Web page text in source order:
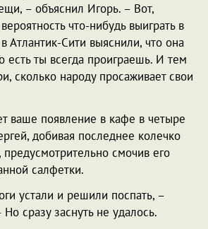
– объяснил Игорь. – Вот,
что-нибудь выиграть в
Атлантик-Сити выяснили, что она
есть ты всегда проиграешь. И тем
сколько народу просаживает свои
ваше появление в кафе в четыре
добивая последнее колечко
смочив его
салфетки.
устали и решили поспать, –
сразу заснуть не удалось.